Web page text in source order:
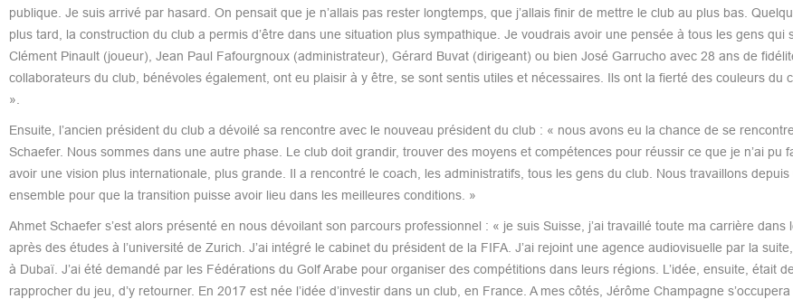
publique. Je suis arrivé par hasard. On pensait que je n’allais pas rester longtemps, que j’allais finir de mettre le club au plus bas.
plus tard, la construction du club a permis d’être dans une situation plus sympathique. Je voudrais avoir une pensée à tous les gens qui
Clément Pinault (joueur), Jean Paul Fafourgnoux (administrateur), Gérard Buvat (dirigeant) ou bien José Garrucho avec 28 ans de
collaborateurs du club, bénévoles également, ont eu plaisir à y être, se sont sentis utiles et nécessaires. Ils ont la fierté des couleurs du
».
Ensuite, l’ancien président du club a dévoilé sa rencontre avec le nouveau président du club : « nous avons eu la chance de se
Schaefer. Nous sommes dans une autre phase. Le club doit grandir, trouver des moyens et compétences pour réussir ce que je n’ai pu
avoir une vision plus internationale, plus grande. Il a rencontré le coach, les administratifs, tous les gens du club. Nous travaillons
ensemble pour que la transition puisse avoir lieu dans les meilleures conditions. »
Ahmet Schaefer s’est alors présenté en nous dévoilant son parcours professionnel : « je suis Suisse, j’ai travaillé toute ma carrière dans
après des études à l’université de Zurich. J’ai intégré le cabinet du président de la FIFA. J’ai rejoint une agence audiovisuelle par la
à Dubaï. J’ai été demandé par les Fédérations du Golf Arabe pour organiser des compétitions dans leurs régions. L’idée, ensuite, était
rapprocher du jeu, d’y retourner. En 2017 est née l’idée d’investir dans un club, en France. A mes côtés, Jérôme Champagne